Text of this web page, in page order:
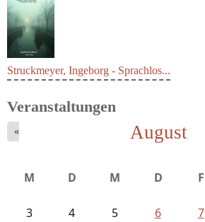
Struckmeyer, Ingeborg - Sprachlos...
Veranstaltungen
August
«
M D M D F
3
4 5 6 7